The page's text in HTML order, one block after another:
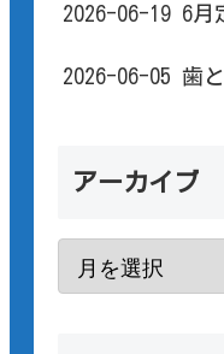
2026-06-19 6月
2026-06-05 歯
アーカイブ